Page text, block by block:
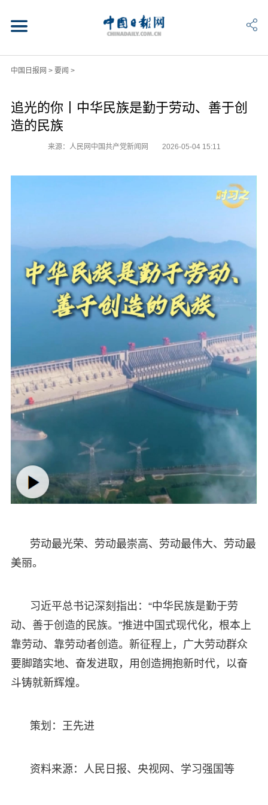
中国日报网 > 要闻 >
追光的你丨中华民族是勤于劳动、善于创
造的民族
来源：人民网中国共产党新闻网 2026-05-04 15:11
劳动最光荣、劳动最崇高、劳动最伟大、劳动最
美丽。
习近平总书记深刻指出：“中华民族是勤于劳
动、善于创造的民族。”推进中国式现代化，根本上
靠劳动、靠劳动者创造。新征程上，广大劳动群众
要脚踏实地、奋发进取，用创造拥抱新时代，以奋
斗铸就新辉煌。
策划：王先进
资料来源：人民日报、央视网、学习强国等